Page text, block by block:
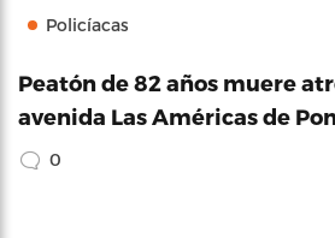
Policíacas
Peatón de 82 años muere
avenida Las Américas de
0